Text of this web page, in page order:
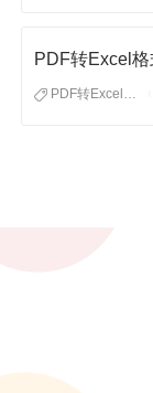
PDF转Excel
PDF转Excel格式